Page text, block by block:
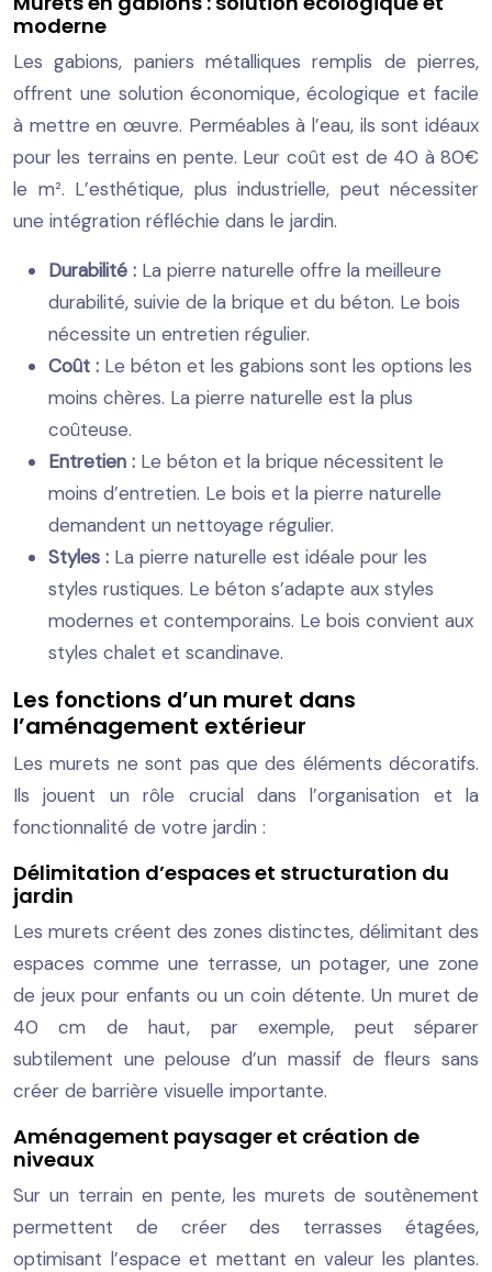
moderne
Les gabions, paniers métalliques remplis de pierres,
offrent une solution économique, écologique et facile
à mettre en œuvre. Perméables à l’eau, ils sont idéaux
pour les terrains en pente. Leur coût est de 40 à 80€
le m². L’esthétique, plus industrielle, peut nécessiter
une intégration réfléchie dans le jardin.
Durabilité : La pierre naturelle offre la meilleure
durabilité, suivie de la brique et du béton. Le bois
nécessite un entretien régulier.
Coût : Le béton et les gabions sont les options les
moins chères. La pierre naturelle est la plus
coûteuse.
Entretien : Le béton et la brique nécessitent le
moins d’entretien. Le bois et la pierre naturelle
demandent un nettoyage régulier.
Styles : La pierre naturelle est idéale pour les
styles rustiques. Le béton s’adapte aux styles
modernes et contemporains. Le bois convient aux
styles chalet et scandinave.
Les fonctions d’un muret dans
l’aménagement extérieur
Les murets ne sont pas que des éléments décoratifs.
Ils jouent un rôle crucial dans l’organisation et la
fonctionnalité de votre jardin :
Délimitation d’espaces et structuration du
jardin
Les murets créent des zones distinctes, délimitant des
espaces comme une terrasse, un potager, une zone
de jeux pour enfants ou un coin détente. Un muret de
40 cm de haut, par exemple, peut séparer
subtilement une pelouse d’un massif de fleurs sans
créer de barrière visuelle importante.
Aménagement paysager et création de
niveaux
Sur un terrain en pente, les murets de soutènement
permettent de créer des terrasses étagées,
optimisant l’espace et mettant en valeur les plantes.